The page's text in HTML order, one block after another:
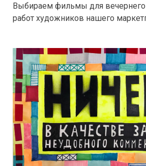
Выбираем фильмы для вечернего
работ художников нашего